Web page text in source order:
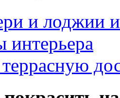
и лоджии
интерьера